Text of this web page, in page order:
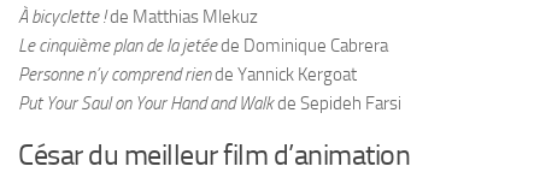
À bicyclette !de Matthias Mlekuz
Le cinquième plan de la jetéede Dominique Cabrera
Personne n’y comprend riende Yannick Kergoat
Put Your Saul on Your Hand and Walkde Sepideh Farsi
César du meilleur film d’animation